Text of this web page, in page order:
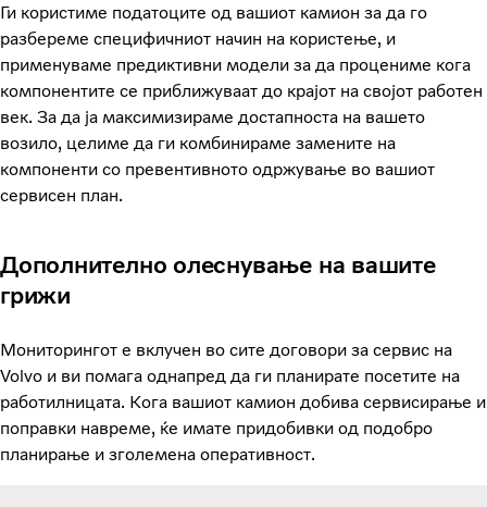
Ги користиме податоците од вашиот камион за да го
разбереме специфичниот начин на користење, и
применуваме предиктивни модели за да процениме кога
компонентите се приближуваат до крајот на својот работен
век. За да ја максимизираме достапноста на вашето
возило, целиме да ги комбинираме замените на
компоненти со превентивното одржување во вашиот
сервисен план.
Дополнително олеснување на вашите
грижи
Мониторингот е вклучен во сите договори за сервис на
Volvo и ви помага однапред да ги планирате посетите на
работилницата. Кога вашиот камион добива сервисирање и
поправки навреме, ќе имате придобивки од подобро
планирање и зголемена оперативност.